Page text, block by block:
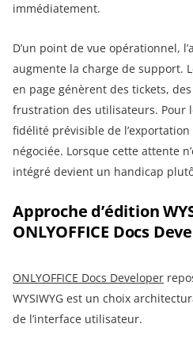
immédiatement.
D’un point de vue opérationnel,
augmente la charge de support.
en page génèrent des tickets,
frustration des utilisateurs. Pour
fidélité prévisible de
négociée. Lorsque cette attente
intégré devient un handicap
Approche d’édition
ONLYOFFICE Docs
ONLYOFFICE Docs Developer
WYSIWYG est un choix
de l’interface utilisateur.